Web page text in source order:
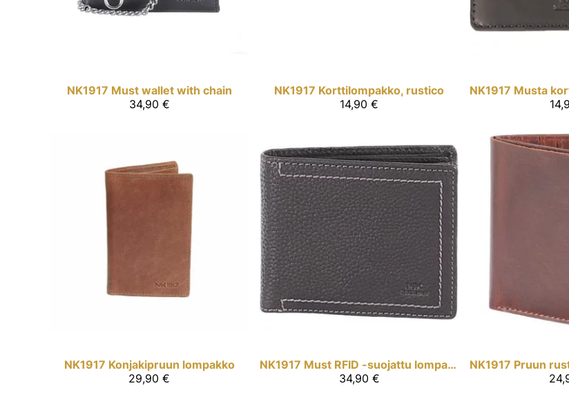
NK1917 Must wallet with chain
34,90 €
NK1917 Korttilompakko, rustico
14,90 €
NK1917
NK1917 Konjakipruun lompakko
29,90 €
NK1917
Must RFID -suojattu lompakko
34,90 €
NK1917